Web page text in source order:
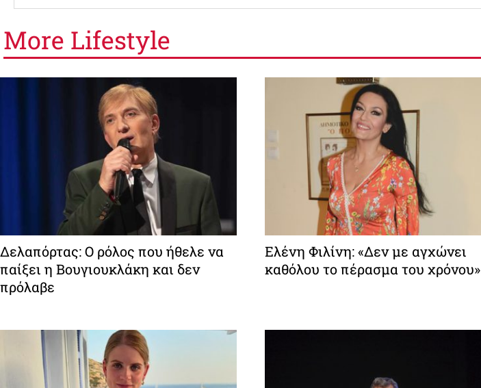
More Lifestyle
Δελαπόρτας: Ο ρόλος που ήθελε να
παίξει η Βουγιουκλάκη και δεν
πρόλαβε
Ελένη Φιλίνη: «Δεν με αγχώνει
καθόλου το πέρασμα του χρόνου»